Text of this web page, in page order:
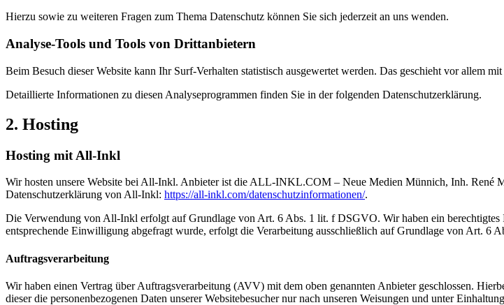
Hierzu sowie zu weiteren Fragen zum Thema Datenschutz können Sie sich jederzeit an uns wenden.
Analyse-Tools und Tools von Dritt­anbietern
Beim Besuch dieser Website kann Ihr Surf-Verhalten statistisch ausgewertet werden. Das geschieht vor allem
Detaillierte Informationen zu diesen Analyseprogrammen finden Sie in der folgenden Datenschutzerklärung.
2. Hosting
Hosting mit All-Inkl
Wir hosten unsere Website bei All-Inkl. Anbieter ist die ALL-INKL.COM – Neue Medien Münnich, Inh. René
Datenschutzerklärung von All-Inkl: https://all-inkl.com/datenschutzinformationen/.
Die Verwendung von All-Inkl erfolgt auf Grundlage von Art. 6 Abs. 1 lit. f DSGVO. Wir haben ein berechtigtes
entsprechende Einwilligung abgefragt wurde, erfolgt die Verarbeitung ausschließlich auf Grundlage von Art.
Auftragsverarbeitung
Wir haben einen Vertrag über Auftragsverarbeitung (AVV) mit dem oben genannten Anbieter geschlossen.
dieser die personenbezogenen Daten unserer Websitebesucher nur nach unseren Weisungen und unter